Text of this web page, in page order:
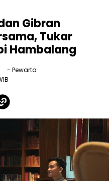
Gibran
Tukar
Hambalang
- Pewarta